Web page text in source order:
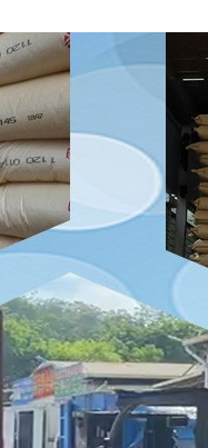
装饰品、果盘、光学